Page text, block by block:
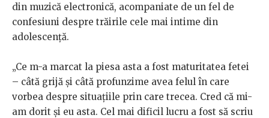
din muzică electronică, acompaniate de un fel de
confesiuni despre trăirile cele mai intime din
adolescență.
„Ce m-a marcat la piesa asta a fost maturitatea fetei
– câtă grijă și câtă profunzime avea felul în care
vorbea despre situațiile prin care trecea. Cred că mi-
am dorit și eu asta. Cel mai dificil lucru a fost să scriu